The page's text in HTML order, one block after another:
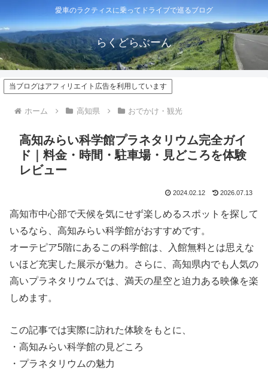
愛車のラクティスに乗ってドライブで巡るブログ
らくどらぶーん
当ブログはアフィリエイト広告を利用しています
ホーム 高知県 おでかけ・観光
高知みらい科学館プラネタリウム完全ガイ
ド｜料金・時間・駐車場・見どころを体験
レビュー
2024.02.12 2026.07.13
高知市中心部で天候を気にせず楽しめるスポットを探して
いるなら、高知みらい科学館がおすすめです。
オーテピア5階にあるこの科学館は、入館無料とは思えな
いほど充実した展示が魅力。さらに、高知県内でも人気の
高いプラネタリウムでは、満天の星空と迫力ある映像を楽
しめます。
この記事では実際に訪れた体験をもとに、
・高知みらい科学館の見どころ
・プラネタリウムの魅力